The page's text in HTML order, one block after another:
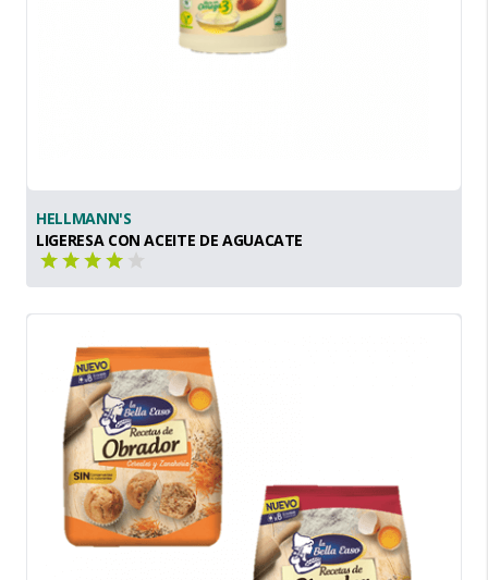
HELLMANN'S
LIGERESA CON ACEITE DE AGUACATE